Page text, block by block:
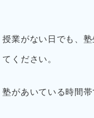
授業がない日でも、
てください。
塾があいている時間